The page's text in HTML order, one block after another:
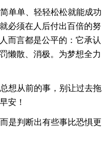
单单、轻轻松松就能成功
必须在人后付出百倍的努
而言都是公平的：它承认
懒散、消极。为梦想全力
想从前的事，别让过去拖
安！
是判断出有些事比恐惧更